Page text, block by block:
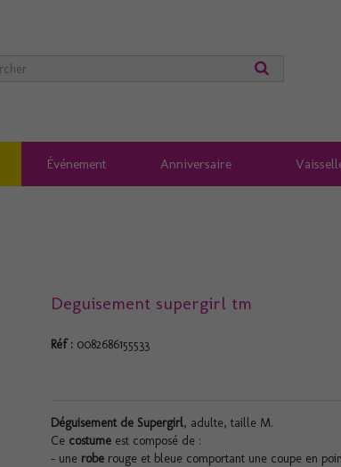
Événement Anniversaire
Deguisement supergirl tm
Réf : 0082686155533
Déguisement de Supergirl, adulte, taille M.
Ce costume est composé de :
- une robe rouge et bleue comportant une coupe en